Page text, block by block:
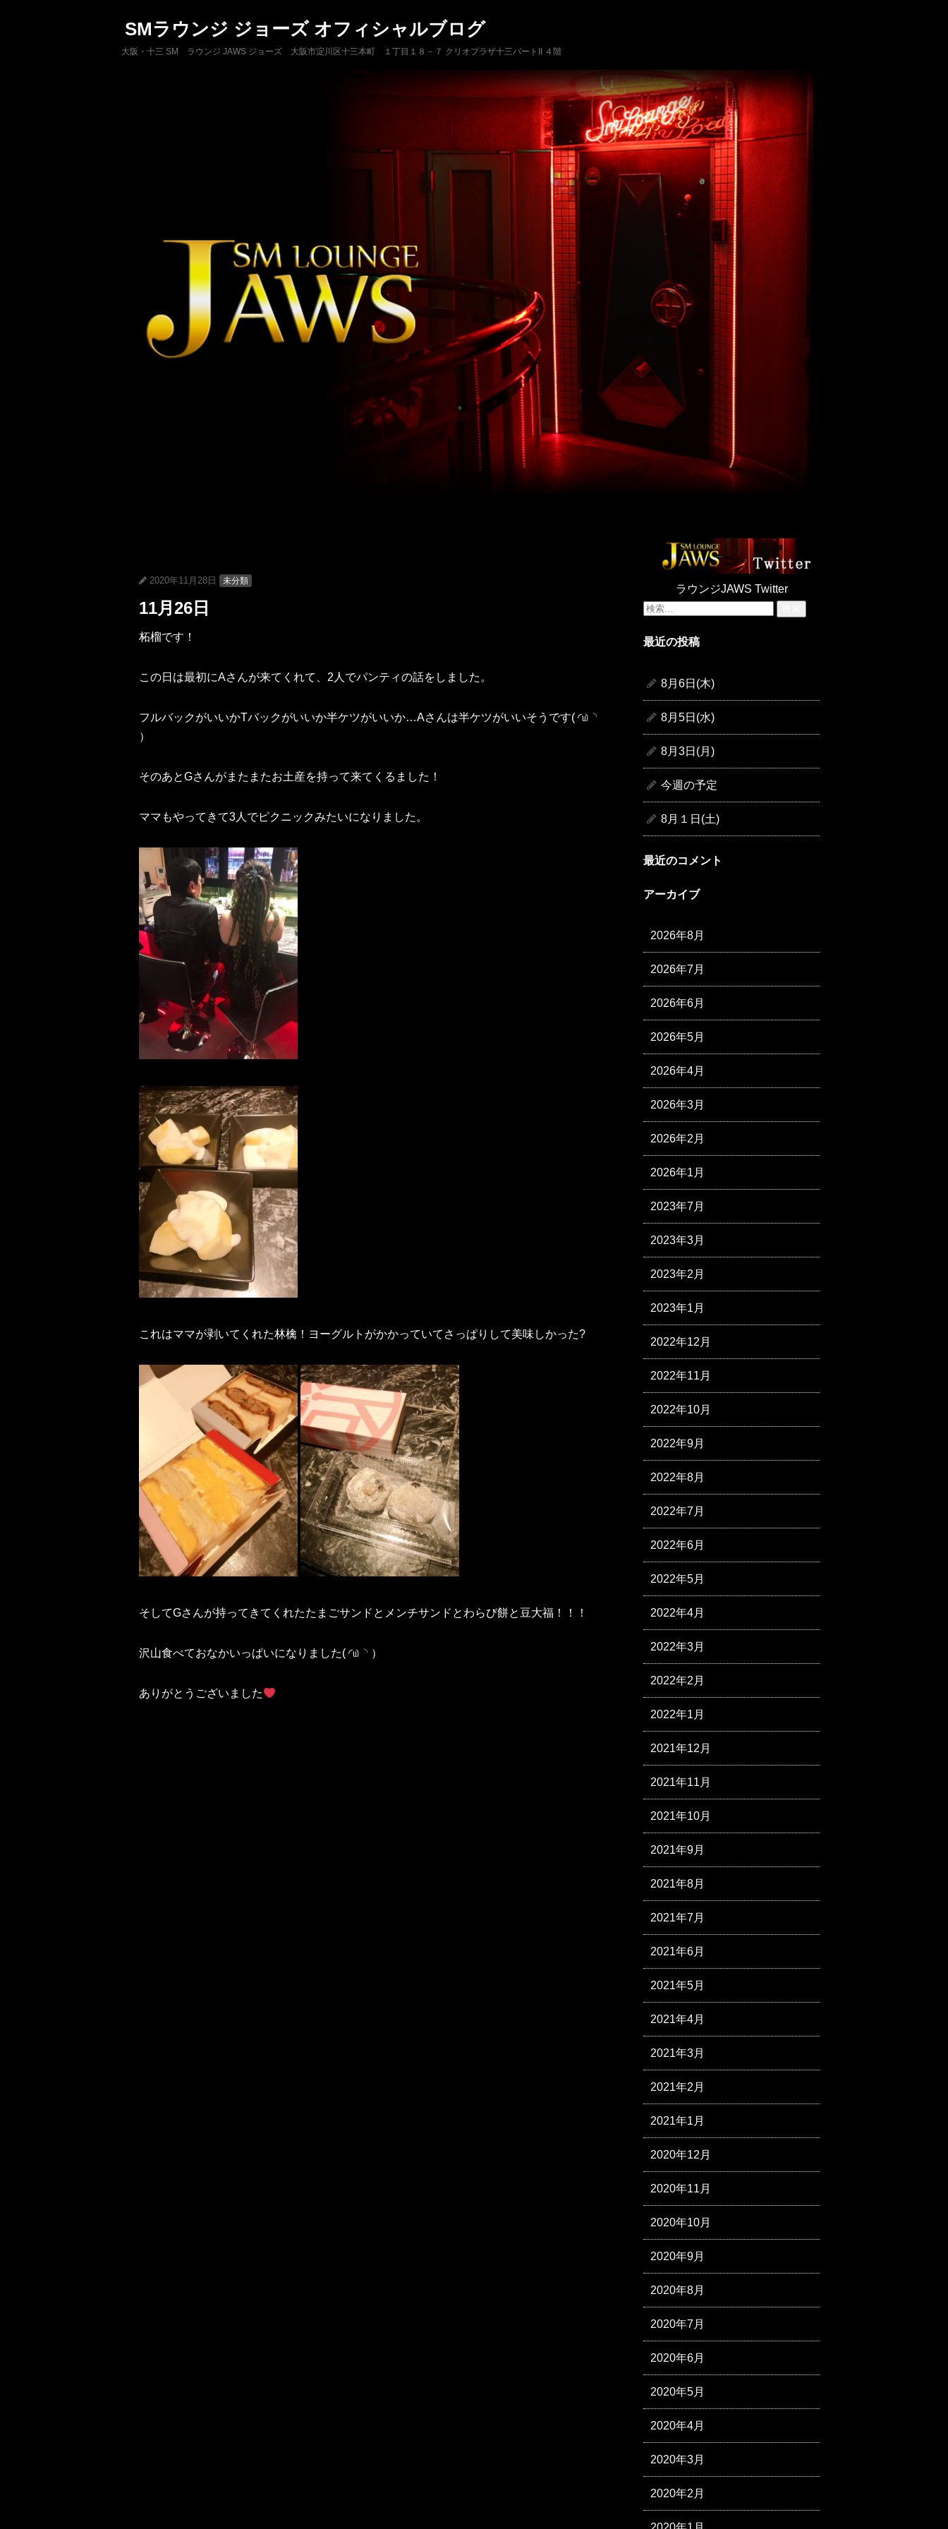
SMラウンジ ジョーズ オフィシャルブログ
大阪・十三 SM ラウンジ JAWS ジョーズ 大阪市淀川区十三本町 １丁目１８－７ クリオプラザ十三パートII ４階
2020年11月28日 未分類
11月26日
柘榴です！
この日は最初にAさんが来てくれて、2人でパンティの話をしました。
フルバックがいいかTバックがいいか半ケツがいいか…Aさんは半ケツがいいそうです‪( ◜௰◝
）‬
そのあとGさんがまたまたお土産を持って来てくるました！
ママもやってきて3人でピクニックみたいになりました。
これはママが剥いてくれた林檎！ヨーグルトがかかっていてさっぱりして美味しかった?
そしてGさんが持ってきてくれたたまごサンドとメンチサンドとわらび餅と豆大福！！！
沢山食べておなかいっぱいになりました‪( ◜௰◝ ）‬
ありがとうございました
ラウンジJAWS Twitter
検
最近の投稿
8月6日(木)
8月5日(水)
8月3日(月)
今週の予定
8月１日(土)
最近のコメント
アーカイブ
2026年8月
2026年7月
2026年6月
2026年5月
2026年4月
2026年3月
2026年2月
2026年1月
2023年7月
2023年3月
2023年2月
2023年1月
2022年12月
2022年11月
2022年10月
2022年9月
2022年8月
2022年7月
2022年6月
2022年5月
2022年4月
2022年3月
2022年2月
2022年1月
2021年12月
2021年11月
2021年10月
2021年9月
2021年8月
2021年7月
2021年6月
2021年5月
2021年4月
2021年3月
2021年2月
2021年1月
2020年12月
2020年11月
2020年10月
2020年9月
2020年8月
2020年7月
2020年6月
2020年5月
2020年4月
2020年3月
2020年2月